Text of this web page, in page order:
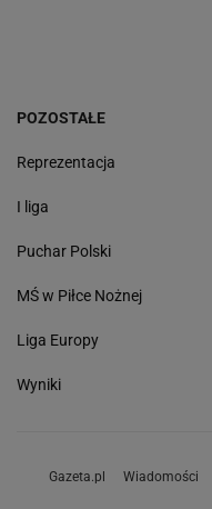
POZOSTAŁE
Reprezentacja
I liga
Puchar Polski
MŚ w Piłce Nożnej
Liga Europy
Wyniki
Gazeta.pl Wiadomości